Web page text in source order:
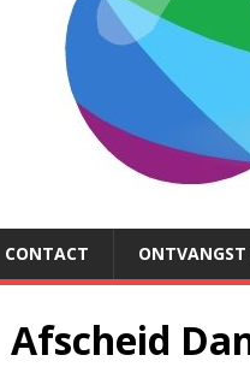
CONTACT
Afscheid